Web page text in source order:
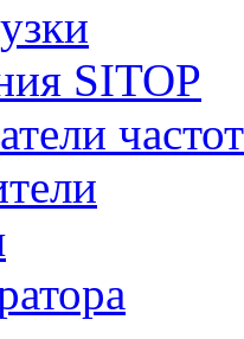
SITOP